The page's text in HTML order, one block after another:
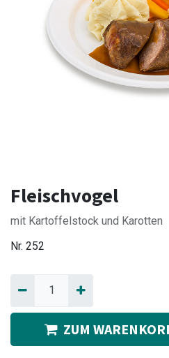
Fleischvogel
mit Kartoffelstock und Karotten
Nr. 252
ZUM